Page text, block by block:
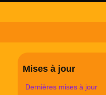
Mises à jour
Dernières mises à jour